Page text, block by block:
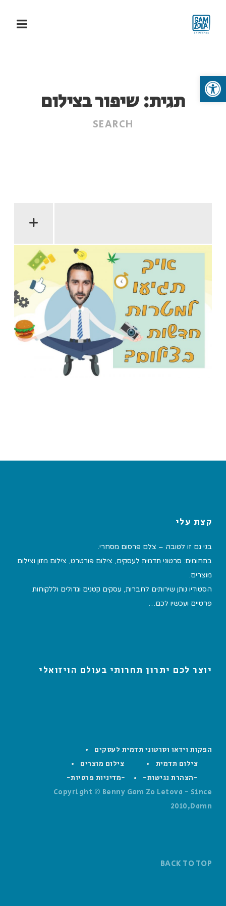
פתח סרגל נגישות
תגית:שיפור בצילום
+
קצת עלי
בני גם זו לטובה – צלם פרסום מסחרי.
בתחומים: סרטוני תדמית לעסקים, צילום פורטרט, צילום מזון וצילום
מוצרים.
הסטודיו נותן שירותים לחברות, עסקים קטנים וגדולים וללקוחות
פרטיים ועכשיו לכם…
יוצר לכם יתרון תחרותי בעולם הויזואלי
הפקות וידאו וסרטוני תדמית לעסקים
צילום תדמית
צילום מוצרים
-הצהרת נגישות-
-מדיניות פרטיות-
Copyright © Benny Gam Zo Letova - Since
2010,Damn
BACK TO TOP